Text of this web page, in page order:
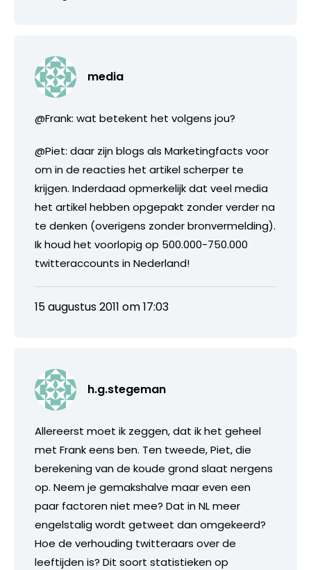
media
@Frank: wat betekent het volgens jou?
@Piet: daar zijn blogs als Marketingfacts voor
om in de reacties het artikel scherper te
krijgen. Inderdaad opmerkelijk dat veel media
het artikel hebben opgepakt zonder verder na
te denken (overigens zonder bronvermelding).
Ik houd het voorlopig op 500.000-750.000
twitteraccounts in Nederland!
15 augustus 2011 om 17:03
h.g.stegeman
Allereerst moet ik zeggen, dat ik het geheel
met Frank eens ben. Ten tweede, Piet, die
berekening van de koude grond slaat nergens
op. Neem je gemakshalve maar even een
paar factoren niet mee? Dat in NL meer
engelstalig wordt getweet dan omgekeerd?
Hoe de verhouding twitteraars over de
leeftijden is? Dit soort statistieken op